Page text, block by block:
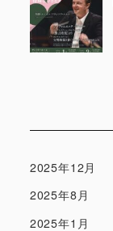
2025年12月
2025年8月
2025年1月